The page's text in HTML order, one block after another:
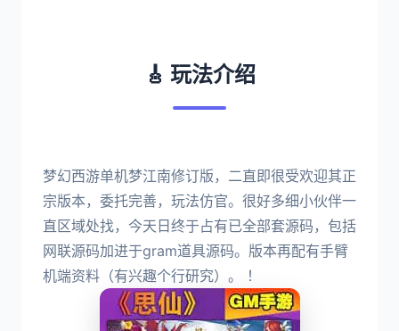
🎸 玩法介绍
梦幻西游单机梦江南修订版，二直即很受欢迎其正
宗版本，委托完善，玩法仿官。很好多细小伙伴一
直区域处找，今天日终于占有已全部套源码，包括
网联源码加进于gram道具源码。版本再配有手臂
机端资料（有兴趣个行研究）。 ！